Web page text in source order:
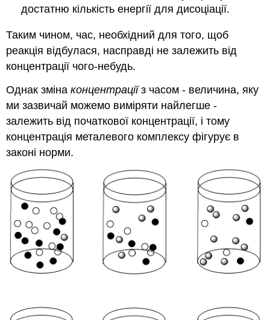
достатню кількість енергії для дисоціації.
Таким чином, час, необхідний для того, щоб
реакція відбулася, насправді не залежить від
концентрації чого-небудь.
Однак змінаконцентраціїз часом - величина, яку
ми зазвичай можемо виміряти найлегше -
залежить від початкової концентрації, і тому
концентрація металевого комплексу фігурує в
законі норми.